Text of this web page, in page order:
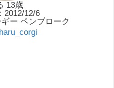
13歳
2012/12/6
ー ペンブローク